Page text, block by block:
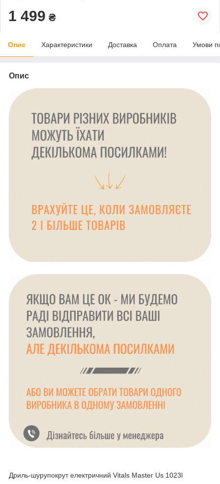
1 499 ₴
Опис Характеристики Доставка Оплата Умови
Опис
Дриль-шурупокрут електричний Vitals Master Us 1023l